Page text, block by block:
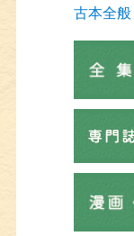
古本全般